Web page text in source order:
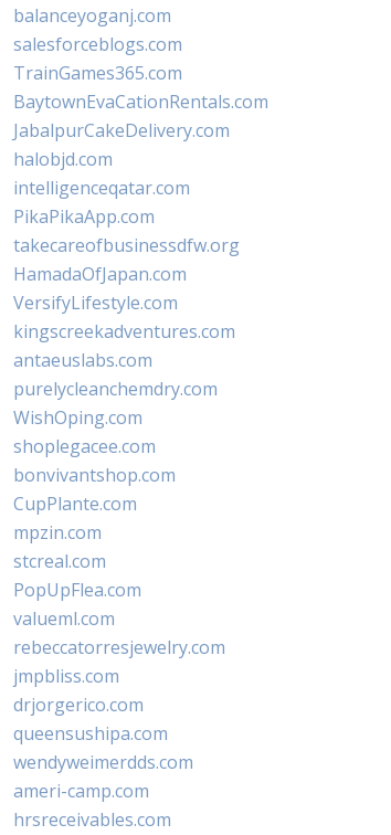
balanceyoganj.com
salesforceblogs.com
TrainGames365.com
BaytownEvaCationRentals.com
JabalpurCakeDelivery.com
halobjd.com
intelligenceqatar.com
PikaPikaApp.com
takecareofbusinessdfw.org
HamadaOfJapan.com
VersifyLifestyle.com
kingscreekadventures.com
antaeuslabs.com
purelycleanchemdry.com
WishOping.com
shoplegacee.com
bonvivantshop.com
CupPlante.com
mpzin.com
stcreal.com
PopUpFlea.com
valueml.com
rebeccatorresjewelry.com
jmpbliss.com
drjorgerico.com
queensushipa.com
wendyweimerdds.com
ameri-camp.com
hrsreceivables.com